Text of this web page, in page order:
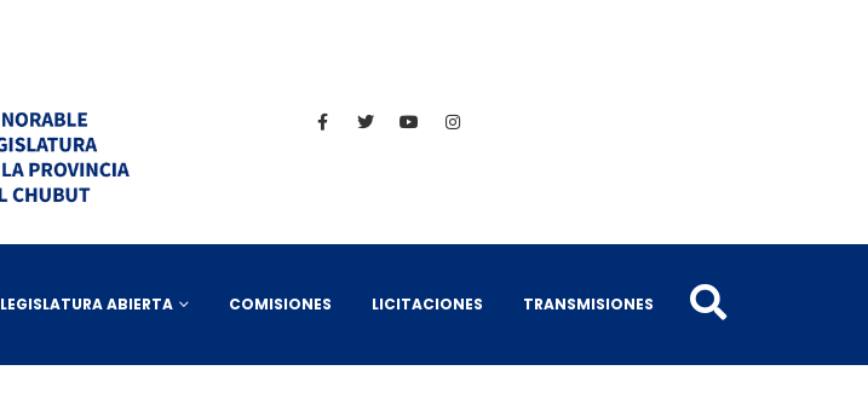
LEGISLATURA ABIERTA COMISIONES LICITACIONES TRANSMISIONES